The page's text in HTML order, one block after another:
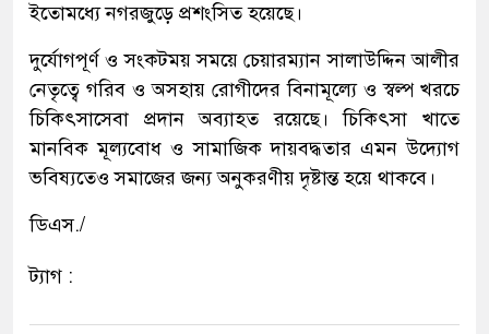
ইতোমধ্যে নগরজুড়ে প্রশংসিত হয়েছে।
দুর্যোগপূর্ণ ও সংকটময় সময়ে চেয়ারম্যান সালাউদ্দিন আলীর
নেতৃত্বে গরিব ও অসহায় রোগীদের বিনামূল্যে ও স্বল্প খরচে
চিকিৎসাসেবা প্রদান অব্যাহত রয়েছে। চিকিৎসা খাতে
মানবিক মূল্যবোধ ও সামাজিক দায়বদ্ধতার এমন উদ্যোগ
ভবিষ্যতেও সমাজের জন্য অনুকরণীয় দৃষ্টান্ত হয়ে থাকবে।
ডিএস./
ট্যাগ :